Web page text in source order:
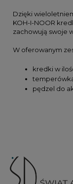
Dzięki
KOH-I-NOOR
zachowują swoje
W oferowanym
kredki w
pędzel do